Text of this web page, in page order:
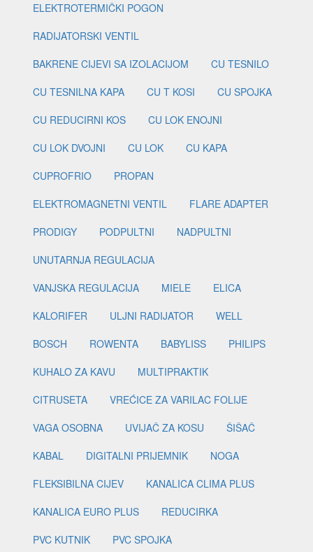
ELEKTROTERMIČKI POGON
RADIJATORSKI VENTIL
BAKRENE CIJEVI SA IZOLACIJOM
CU TESNILO
CU TESNILNA KAPA
CU T KOSI
CU SPOJKA
CU REDUCIRNI KOS
CU LOK ENOJNI
CU LOK DVOJNI
CU LOK
CU KAPA
CUPROFRIO
PROPAN
ELEKTROMAGNETNI VENTIL
FLARE ADAPTER
PRODIGY
PODPULTNI
NADPULTNI
UNUTARNJA REGULACIJA
VANJSKA REGULACIJA
MIELE
ELICA
KALORIFER
ULJNI RADIJATOR
WELL
BOSCH
ROWENTA BABYLISS
PHILIPS
KUHALO ZA KAVU
MULTIPRAKTIK
CITRUSETA
VREĆICE ZA VARILAC FOLIJE
VAGA OSOBNA
UVIJAČ ZA KOSU
ŠIŠAČ
KABAL
DIGITALNI PRIJEMNIK
NOGA
FLEKSIBILNA CIJEV
KANALICA CLIMA PLUS
KANALICA EURO PLUS
REDUCIRKA
PVC KUTNIK
PVC SPOJKA